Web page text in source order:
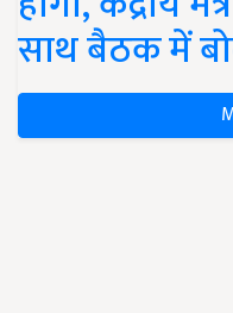
साथ बैठक में